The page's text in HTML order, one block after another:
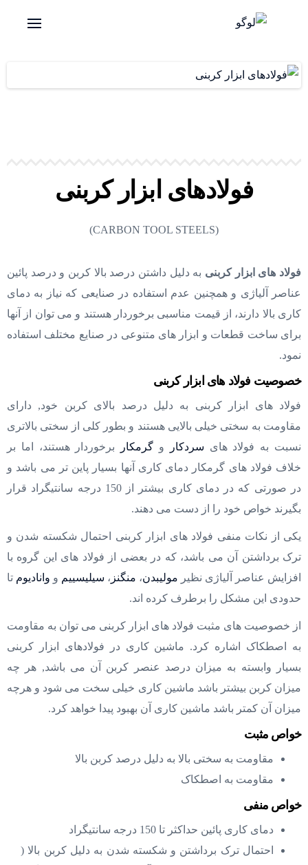
فولادهای ابزار کربنی
(CARBON TOOL STEELS)
فولاد های ابزار کربنی به دلیل داشتن درصد بالا کربن و درصد پائین
عناصر آلیاژی و همچنین عدم استفاده در صنایعی که نیاز به دمای
کاری بالا دارند، از قیمت مناسبی برخوردار هستند و می توان از آنها
برای ساخت قطعات و ابزار های متنوعی در صنایع مختلف استفاده
نمود.
خصوصیت فولاد های ابزار کربنی
فولاد های ابزار کربنی به دلیل درصد بالای کربن خود, دارای
مقاومت به سختی خیلی بالایی هستند و بطور کلی از سختی بالاتری
نسبت به فولاد های سردکار و گرمکار برخوردار هستند، اما بر
خلاف فولاد های گرمکار دمای کاری آنها بسیار پاین تر می باشد و
در صورتی که در دمای کاری بیشتر از 150 درجه سانتیگراد قرار
بگیرند خواص خود را از دست می دهند.
یکی از نکات منفی فولاد های ابزار کربنی احتمال شکسته شدن و
ترک برداشتن آن می باشد، که در بعضی از فولاد های این گروه با
افزایش عناصر آلیاژی نظیر مولیبدن، منگنز ، سیلیسییم و وانادیوم تا
حدودی این مشکل را برطرف کرده اند.
از خصوصیت های مثبت فولاد های ابزار کربنی می توان به مقاومت
به اصطکاک اشاره کرد. ماشین کاری در فولادهای ابزار کربنی
بسیار وابسته به میزان درصد عنصر کربن آن می باشد, هر چه
میزان کربن بیشتر باشد ماشین کاری خیلی سخت می شود و هرچه
میزان آن کمتر باشد ماشین کاری آن بهبود پیدا خواهد کرد.
خواص مثبت
مقاومت به سختی بالا به دلیل درصد کربن بالا
مقاومت به اصطکاک
خواص منفی
دمای کاری پائین حداکثر تا 150 درجه سانتیگراد
احتمال ترک برداشتن و شکسته شدن به دلیل کربن بالا (